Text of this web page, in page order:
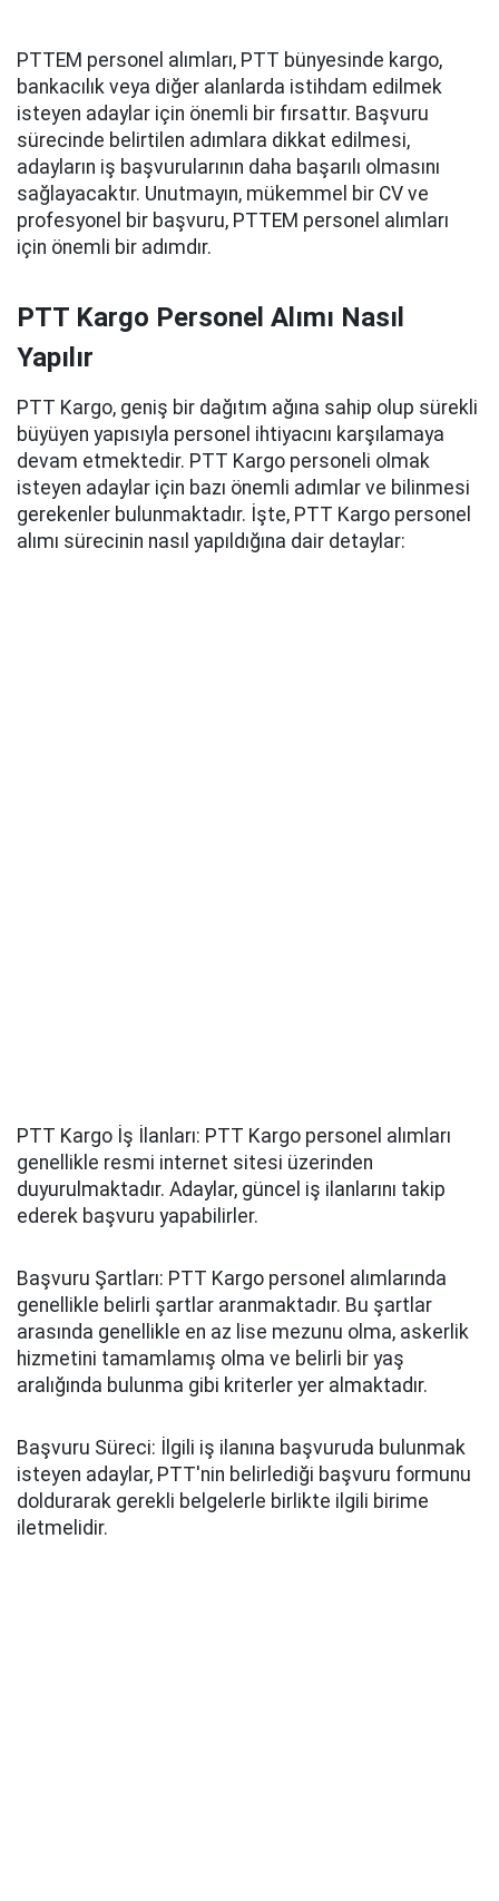
PTTEM personel alımları, PTT bünyesinde kargo,
bankacılık veya diğer alanlarda istihdam edilmek
isteyen adaylar için önemli bir fırsattır. Başvuru
sürecinde belirtilen adımlara dikkat edilmesi,
adayların iş başvurularının daha başarılı olmasını
sağlayacaktır. Unutmayın, mükemmel bir CV ve
profesyonel bir başvuru, PTTEM personel alımları
için önemli bir adımdır.
PTT Kargo Personel Alımı Nasıl
Yapılır
PTT Kargo, geniş bir dağıtım ağına sahip olup sürekli
büyüyen yapısıyla personel ihtiyacını karşılamaya
devam etmektedir. PTT Kargo personeli olmak
isteyen adaylar için bazı önemli adımlar ve bilinmesi
gerekenler bulunmaktadır. İşte, PTT Kargo personel
alımı sürecinin nasıl yapıldığına dair detaylar:
PTT Kargo İş İlanları: PTT Kargo personel alımları
genellikle resmi internet sitesi üzerinden
duyurulmaktadır. Adaylar, güncel iş ilanlarını takip
ederek başvuru yapabilirler.
Başvuru Şartları: PTT Kargo personel alımlarında
genellikle belirli şartlar aranmaktadır. Bu şartlar
arasında genellikle en az lise mezunu olma, askerlik
hizmetini tamamlamış olma ve belirli bir yaş
aralığında bulunma gibi kriterler yer almaktadır.
Başvuru Süreci: İlgili iş ilanına başvuruda bulunmak
isteyen adaylar, PTT'nin belirlediği başvuru formunu
doldurarak gerekli belgelerle birlikte ilgili birime
iletmelidir.